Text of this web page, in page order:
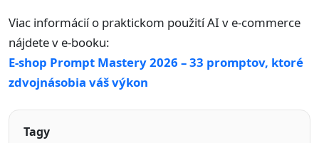
Viac informácií o praktickom použití AI v e-commerce
nájdete v e-booku:
E-shop Prompt Mastery 2026 – 33 promptov, ktoré
zdvojnásobia váš výkon
Tagy